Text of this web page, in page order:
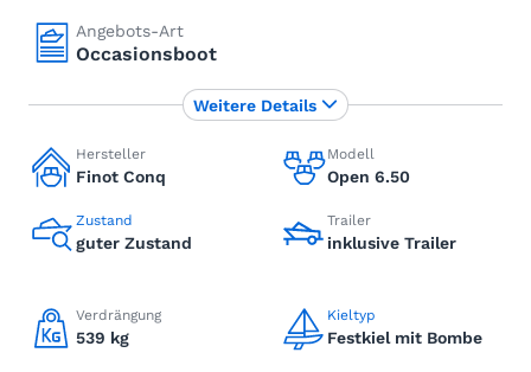
Angebots-Art
Occasionsboot
Hersteller
Finot Conq
Modell
Open 6.50
Zustand
guter Zustand
Trailer
inklusive Trailer
Verdrängung
539 kg
Kieltyp
Festkiel mit Bombe
Weitere Details